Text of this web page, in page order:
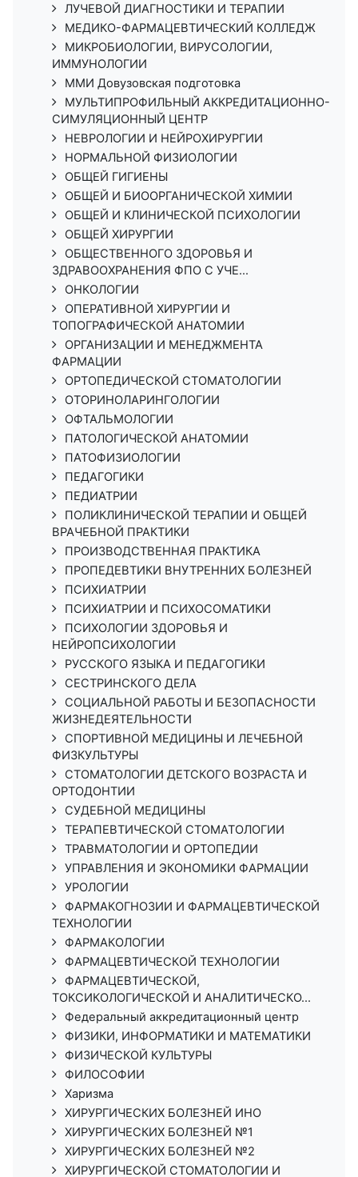
ЛУЧЕВОЙ ДИАГНОСТИКИ И ТЕРАПИИ
МЕДИКО-ФАРМАЦЕВТИЧЕСКИЙ КОЛЛЕДЖ
МИКРОБИОЛОГИИ, ВИРУСОЛОГИИ,
ИММУНОЛОГИИ
ММИ Довузовская подготовка
МУЛЬТИПРОФИЛЬНЫЙ АККРЕДИТАЦИОННО-
СИМУЛЯЦИОННЫЙ ЦЕНТР
НЕВРОЛОГИИ И НЕЙРОХИРУРГИИ
НОРМАЛЬНОЙ ФИЗИОЛОГИИ
ОБЩЕЙ ГИГИЕНЫ
ОБЩЕЙ И БИООРГАНИЧЕСКОЙ ХИМИИ
ОБЩЕЙ И КЛИНИЧЕСКОЙ ПСИХОЛОГИИ
ОБЩЕЙ ХИРУРГИИ
ОБЩЕСТВЕННОГО ЗДОРОВЬЯ И
ЗДРАВООХРАНЕНИЯ ФПО С УЧЕ...
ОНКОЛОГИИ
ОПЕРАТИВНОЙ ХИРУРГИИ И
ТОПОГРАФИЧЕСКОЙ АНАТОМИИ
ОРГАНИЗАЦИИ И МЕНЕДЖМЕНТА
ФАРМАЦИИ
ОРТОПЕДИЧЕСКОЙ СТОМАТОЛОГИИ
ОТОРИНОЛАРИНГОЛОГИИ
ОФТАЛЬМОЛОГИИ
ПАТОЛОГИЧЕСКОЙ АНАТОМИИ
ПАТОФИЗИОЛОГИИ
ПЕДАГОГИКИ
ПЕДИАТРИИ
ПОЛИКЛИНИЧЕСКОЙ ТЕРАПИИ И ОБЩЕЙ
ВРАЧЕБНОЙ ПРАКТИКИ
ПРОИЗВОДСТВЕННАЯ ПРАКТИКА
ПРОПЕДЕВТИКИ ВНУТРЕННИХ БОЛЕЗНЕЙ
ПСИХИАТРИИ
ПСИХИАТРИИ И ПСИХОСОМАТИКИ
ПСИХОЛОГИИ ЗДОРОВЬЯ И
НЕЙРОПСИХОЛОГИИ
РУССКОГО ЯЗЫКА И ПЕДАГОГИКИ
СЕСТРИНСКОГО ДЕЛА
СОЦИАЛЬНОЙ РАБОТЫ И БЕЗОПАСНОСТИ
ЖИЗНЕДЕЯТЕЛЬНОСТИ
СПОРТИВНОЙ МЕДИЦИНЫ И ЛЕЧЕБНОЙ
ФИЗКУЛЬТУРЫ
СТОМАТОЛОГИИ ДЕТСКОГО ВОЗРАСТА И
ОРТОДОНТИИ
СУДЕБНОЙ МЕДИЦИНЫ
ТЕРАПЕВТИЧЕСКОЙ СТОМАТОЛОГИИ
ТРАВМАТОЛОГИИ И ОРТОПЕДИИ
УПРАВЛЕНИЯ И ЭКОНОМИКИ ФАРМАЦИИ
УРОЛОГИИ
ФАРМАКОГНОЗИИ И ФАРМАЦЕВТИЧЕСКОЙ
ТЕХНОЛОГИИ
ФАРМАКОЛОГИИ
ФАРМАЦЕВТИЧЕСКОЙ ТЕХНОЛОГИИ
ФАРМАЦЕВТИЧЕСКОЙ,
ТОКСИКОЛОГИЧЕСКОЙ И АНАЛИТИЧЕСКО...
Федеральный аккредитационный центр
ФИЗИКИ, ИНФОРМАТИКИ И МАТЕМАТИКИ
ФИЗИЧЕСКОЙ КУЛЬТУРЫ
ФИЛОСОФИИ
Харизма
ХИРУРГИЧЕСКИХ БОЛЕЗНЕЙ ИНО
ХИРУРГИЧЕСКИХ БОЛЕЗНЕЙ №1
ХИРУРГИЧЕСКИХ БОЛЕЗНЕЙ №2
ХИРУРГИЧЕСКОЙ СТОМАТОЛОГИИ И